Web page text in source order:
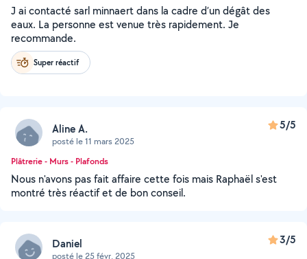
J ai contacté sarl minnaert dans la cadre d’un dégât des
eaux. La personne est venue très rapidement. Je
recommande.
Super réactif
Aline A.
posté le 11 mars 2025
5/5
Plâtrerie - Murs - Plafonds
Nous n'avons pas fait affaire cette fois mais Raphaël s'est
montré très réactif et de bon conseil.
Daniel
posté le 25 févr. 2025
3/5